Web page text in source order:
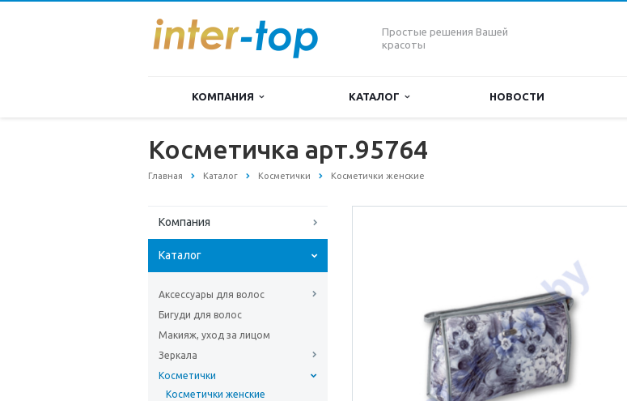
Простые решения Вашей
красоты
КОМПАНИЯ КАТАЛОГ НОВОСТИ
Косметичка арт.95764
Главная Каталог Косметички Косметички женские
Компания
Каталог
Аксессуары для волос
Бигуди для волос
Макияж, уход за лицом
Зеркала
Косметички
Косметички женские